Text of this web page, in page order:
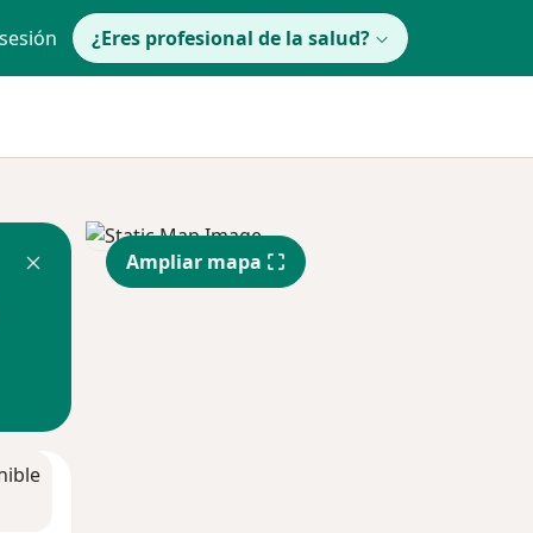
¿Eres profesional de la salud?
Ampliar mapa